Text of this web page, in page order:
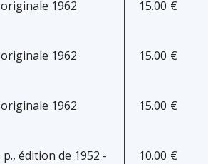
1962
1962
1962
édition de 1952 -
15.00 €
15.00 €
15.00 €
10.00 €